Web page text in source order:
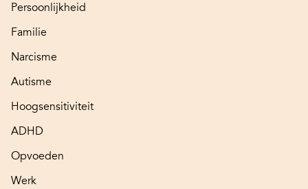
Persoonlijkheid
Familie
Narcisme
Autisme
Hoogsensitiviteit
ADHD
Opvoeden
Werk